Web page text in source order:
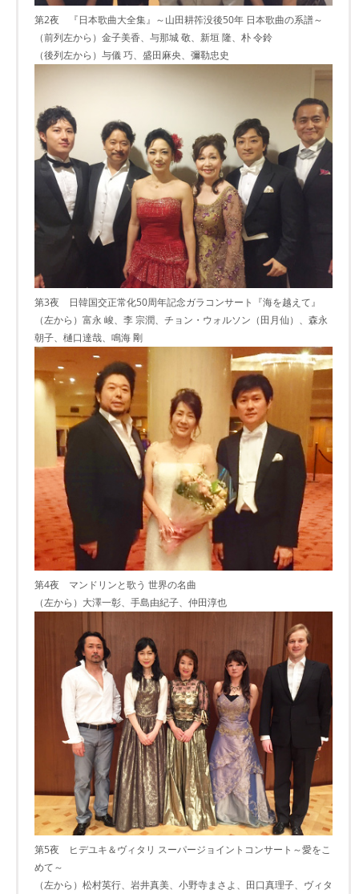
第2夜 『日本歌曲大全集』～山田耕筰没後50年 日本歌曲の系譜～
（前列左から）金子美香、与那城 敬、新垣 隆、朴 令鈴
（後列左から）与儀 巧、盛田麻央、彌勒忠史
第3夜 日韓国交正常化50周年記念ガラコンサート『海を越えて』
（左から）富永 峻、李 宗潤、チョン・ウォルソン（田月仙）、森永
朝子、樋口達哉、鳴海 剛
第4夜 マンドリンと歌う 世界の名曲
（左から）大澤一彰、手島由紀子、仲田淳也
第5夜 ヒデユキ＆ヴィタリ スーパージョイントコンサート～愛をこ
めて～
（左から）松村英行、岩井真美、小野寺まさよ、田口真理子、ヴィタ